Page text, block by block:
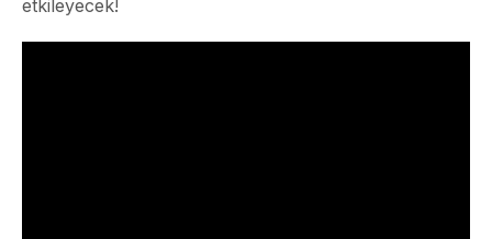
etkileyecek!